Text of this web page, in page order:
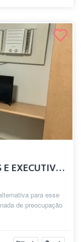
QUARTOS PARA ESTUDANTES E EXECUTIVOS EM ...
para esse
de preocupação